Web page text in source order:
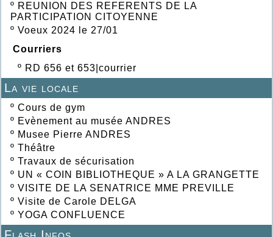
º REUNION DES REFERENTS DE LA
PARTICIPATION CITOYENNE
º Voeux 2024 le 27/01
Courriers
º RD 656 et 653|courrier
La vie locale
º Cours de gym
º Evènement au musée ANDRES
º Musee Pierre ANDRES
º Théâtre
º Travaux de sécurisation
º UN « COIN BIBLIOTHEQUE » A LA GRANGETTE
º VISITE DE LA SENATRICE MME PREVILLE
º Visite de Carole DELGA
º YOGA CONFLUENCE